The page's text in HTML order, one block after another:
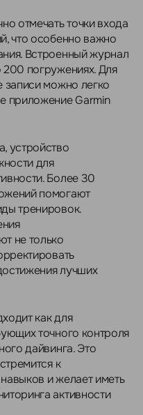
отмечать точки входа
что особенно важно
Встроенный журнал
погружениях. Для
записи можно легко
приложение Garmin
устройство
для
Более 30
помогают
тренировок.
не только
лучших
как для
точного контроля
дайвинга. Это
к
и желает иметь
активности